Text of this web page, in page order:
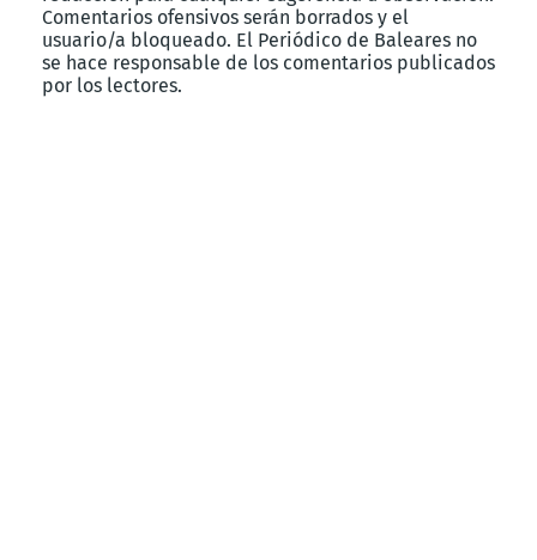
Comentarios ofensivos serán borrados y el
usuario/a bloqueado. El Periódico de Baleares no
se hace responsable de los comentarios publicados
por los lectores.